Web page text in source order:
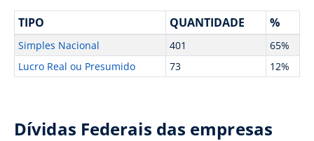
TIPO QUANTIDADE %
Simples Nacional 401
65%
Lucro Real ou Presumido
73 12%
Dívidas Federais das empresas